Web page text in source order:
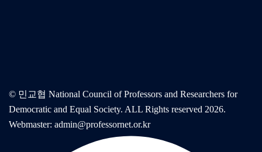
© 민교협 National Council of Professors and Researchers for
Democratic and Equal Society. ALL Rights reserved 2026.
Webmaster: admin@professornet.or.kr